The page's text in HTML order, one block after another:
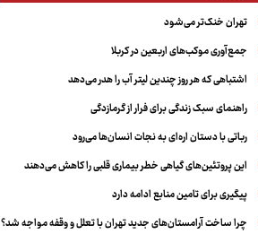
تهران خنک‌تر می‌شود
جمع‌آوری موکب‌های اربعین در کربلا
اشتباهی که هر روز چندین لیتر آب را هدر می‌دهد
راهنمای سبک زندگی برای فرار از گرمازدگی
رباتی با دستان اره‌ای به نجات انسان‌ها می‌رود
این پروتئین‌های گیاهی خطر بیماری قلبی را کاهش می‌دهند
پیگیری برای تامین منابع ادامه دارد
چرا ساخت آرامستان‌های جدید تهران با تعلل و وقفه مواجه شد؟